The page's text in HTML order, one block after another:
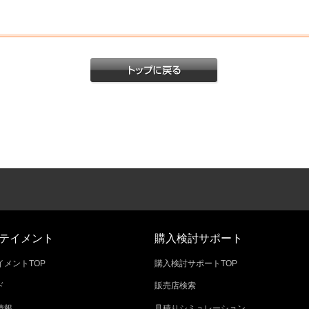
イメント
メントTOP
購入検討サポート
購入検討サポートTOP
販売店検索